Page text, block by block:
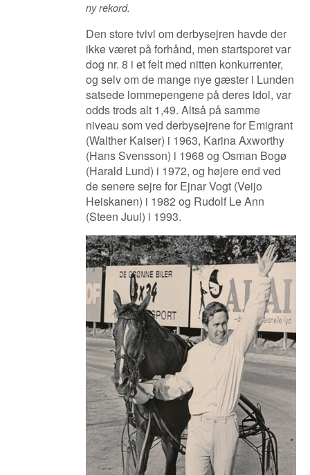
ny rekord.
Den store tvivl om derbysejren havde der
ikke været på forhånd, men startsporet var
dog nr. 8 i et felt med nitten konkurrenter,
og selv om de mange nye gæster i Lunden
satsede lommepengene på deres idol, var
odds trods alt 1,49. Altså på samme
niveau som ved derbysejrene for Emigrant
(Walther Kaiser) i 1963, Karina Axworthy
(Hans Svensson) i 1968 og Osman Bogø
(Harald Lund) i 1972, og højere end ved
de senere sejre for Ejnar Vogt (Veijo
Heiskanen) i 1982 og Rudolf Le Ann
(Steen Juul) i 1993.